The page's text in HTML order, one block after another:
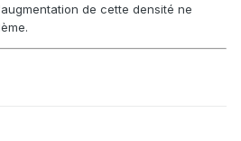
de cette densité ne